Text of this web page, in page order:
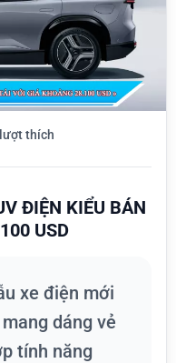
thích
ĐIỆN KIỂU BÁN
USD
xe điện mới
dáng vẻ
tính năng